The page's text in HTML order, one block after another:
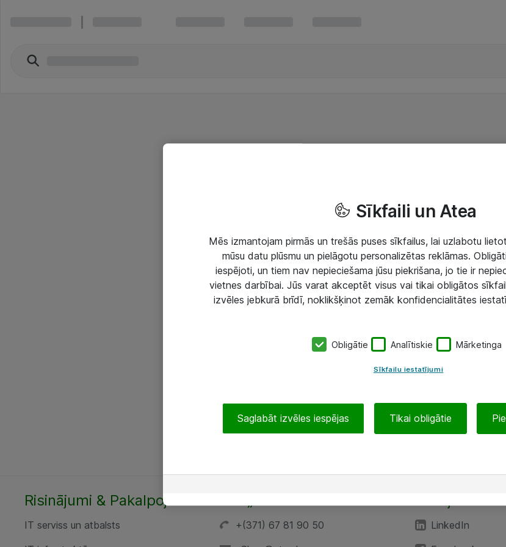
Risinājumi & Pakalpojumi
IT serviss un atbalsts
+(371) 67 81 90 50
LinkedIn
Sīkfaili un Atea
Mēs izmantojam pirmās un trešās puses sīkfailus, lai uzlabotu
mūsu datu plūsmu un pielāgotu personalizētas reklāmas.
iespējoti, un tiem nav nepieciešama jūsu piekrišana, jo tie ir
vietnes darbībai. Jūs varat akceptēt visus vai tikai obligātos
izvēles jebkurā brīdī, noklikšķinot zemāk konfidencialitātes
Obligātie Analītiskie Mārketinga
Sīkfailu iestatījumi
Saglabāt izvēles iespējas Tikai obligātie